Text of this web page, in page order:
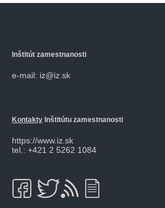
Inštitút zamestnanosti
e-mail: iz@iz.sk
Kontakty Inštitútu zamestnanosti
https://www.iz.sk
tel.: +421 2 5262 1084